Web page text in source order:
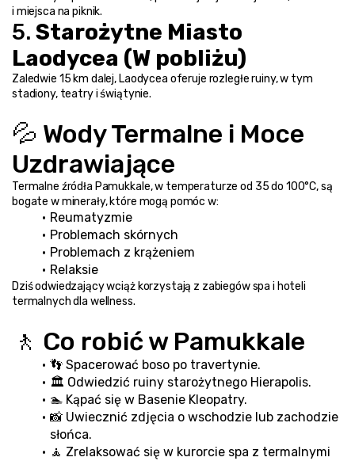
i miejsca na piknik.
5. Starożytne Miasto
Laodycea (W pobliżu)
Zaledwie 15 km dalej, Laodycea oferuje rozległe ruiny, w tym
stadiony, teatry i świątynie.
💦 Wody Termalne i Moce
Uzdrawiające
Termalne źródła Pamukkale, w temperaturze od 35 do 100°C, są
bogate w minerały, które mogą pomóc w:
Reumatyzmie
Problemach skórnych
Problemach z krążeniem
Relaksie
Dziś odwiedzający wciąż korzystają z zabiegów spa i hoteli
termalnych dla wellness.
🚶 Co robić w Pamukkale
👣 Spacerować boso po travertynie.
🏛️ Odwiedzić ruiny starożytnego Hierapolis.
🏊 Kąpać się w Basenie Kleopatry.
📸 Uwiecznić zdjęcia o wschodzie lub zachodzie
słońca.
🧘 Zrelaksować się w kurorcie spa z termalnymi